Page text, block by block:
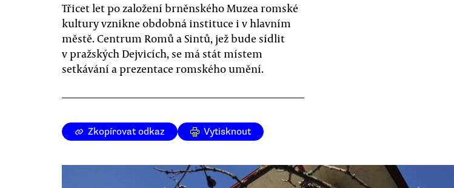
Třicet let po založení brněnského Muzea romské
kultury vznikne obdobná instituce i v hlavním
městě. Centrum Romů a Sintů, jež bude sídlit
v pražských Dejvicích, se má stát místem
setkávání a prezentace romského umění.
Zkopírovat odkaz Vytisknout